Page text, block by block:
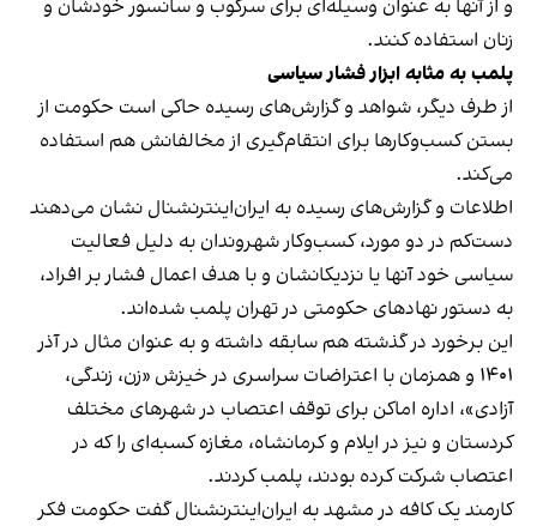
و از آنها به عنوان وسیله‌ای برای سرکوب و سانسور خودشان و
زنان استفاده کنند.
پلمب به مثابه ابزار فشار سیاسی
از طرف دیگر، شواهد و گزارش‌های رسیده حاکی است حکومت از
بستن کسب‌وکارها برای انتقام‌گیری از مخالفانش هم استفاده
می‌کند.
اطلاعات و گزارش‌های رسیده به ایران‌اینترنشنال نشان می‌دهند
دست‌کم در دو مورد، کسب‌وکار شهروندان به دلیل فعالیت
سیاسی خود آنها یا نزدیکانشان و با هدف اعمال فشار بر افراد،
به دستور نهادهای حکومتی در تهران پلمب شده‌اند.
این برخورد در گذشته هم سابقه داشته و به عنوان مثال در آذر
۱۴۰۱ و همزمان با اعتراضات سراسری در خیزش «زن، زندگی،
آزادی»، اداره اماکن برای توقف اعتصاب در شهرهای مختلف
کردستان و نیز در ایلام و کرمانشاه، مغازه کسبه‌ای را که در
اعتصاب شرکت کرده بودند، پلمب کردند.
کارمند یک کافه در مشهد به ایران‌اینترنشنال گفت حکومت فکر